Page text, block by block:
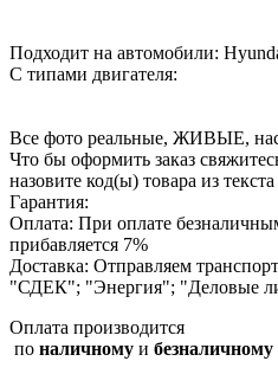
Подходит на автомобили:
С типами двигателя:
Все фото реальные, ЖИВЫЕ,
Что бы оформить заказ
назовите код(ы) товара из
Гарантия:
Оплата: При оплате
прибавляется 7%
Доставка: Отправляем
"СДЕК"; "Энергия"; "Деловые
Оплата производится
по наличному и безналичному